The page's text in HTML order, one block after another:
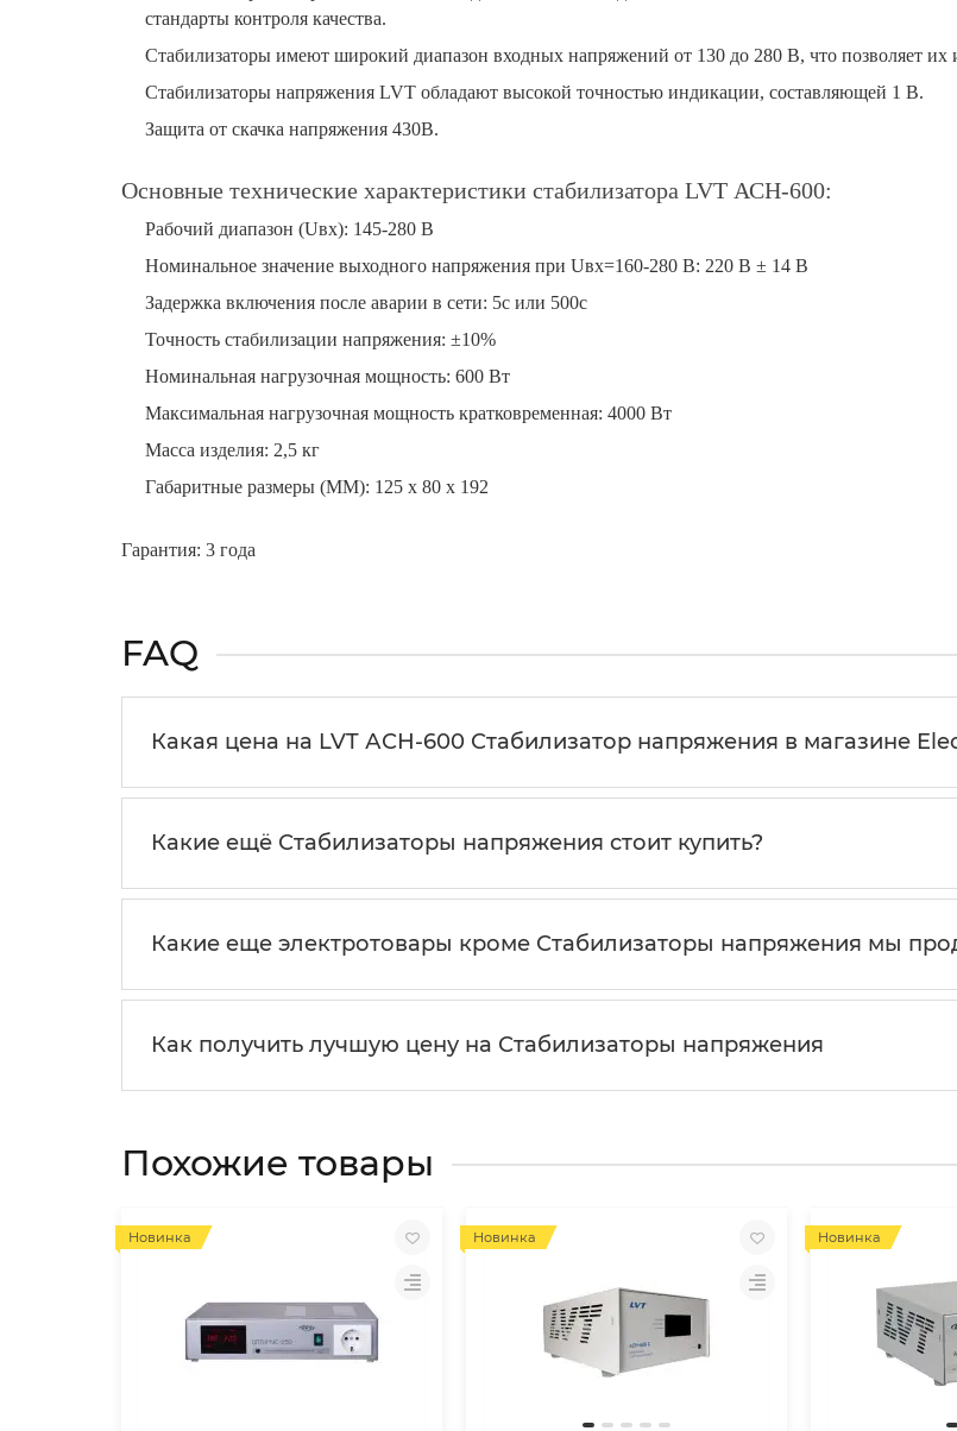
стандарты контроля качества.
Стабилизаторы имеют широкий диапазон входных напряжений от 130 до 280 В, что позволяет их
Стабилизаторы напряжения LVT обладают высокой точностью индикации, составляющей 1 В.
Защита от скачка напряжения 430В.
Основные технические характеристики стабилизатора LVT АСН-600:
Рабочий диапазон (Uвх): 145-280 В
Номинальное значение выходного напряжения при Uвх=160-280 В: 220 В ± 14 В
Задержка включения после аварии в сети: 5с или 500с
Точность стабилизации напряжения: ±10%
Номинальная нагрузочная мощность: 600 Вт
Максимальная нагрузочная мощность кратковременная: 4000 Вт
Масса изделия: 2,5 кг
Габаритные размеры (ММ): 125 х 80 х 192
Гарантия: 3 года
FAQ
Какая цена на LVT АСН-600 Стабилизатор напряжения в магазине
Какие ещё Стабилизаторы напряжения стоит купить?
Какие еще электротовары кроме Стабилизаторы напряжения мы
Как получить лучшую цену на Стабилизаторы напряжения
Похожие товары
Новинка Новинка Новинка